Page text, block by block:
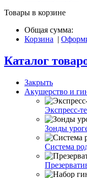
Товары в корзине
Общая сумма:
Корзина |
Каталог
Закрыть
Акушерство и
Экспресс-
Зонды
Система